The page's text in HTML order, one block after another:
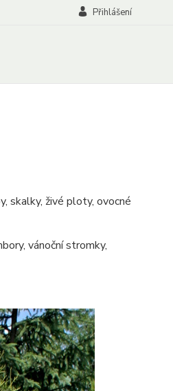
Přihlášení
skalky, živé ploty, ovocné
vánoční stromky,